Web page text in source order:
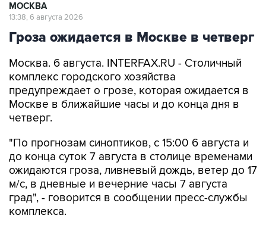
МОСКВА
13:38, 6 августа 2026
Гроза ожидается в Москве в четверг
Москва. 6 августа. INTERFAX.RU - Столичный
комплекс городского хозяйства
предупреждает о грозе, которая ожидается в
Москве в ближайшие часы и до конца дня в
четверг.
"По прогнозам синоптиков, с 15:00 6 августа и
до конца суток 7 августа в столице временами
ожидаются гроза, ливневый дождь, ветер до 17
м/с, в дневные и вечерние часы 7 августа
град", - говорится в сообщении пресс-службы
комплекса.